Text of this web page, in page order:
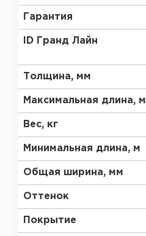
Гарантия
ID Гранд Лайн
Толщина, мм
Максимальная длина, м
Вес, кг
Минимальная длина, м
Общая ширина, мм
Оттенок
Покрытие